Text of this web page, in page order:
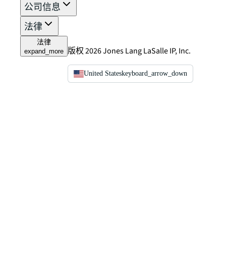
公司信息
法律
法律
expand_more 版权 2026 Jones Lang LaSalle IP, Inc.
United Stateskeyboard_arrow_down